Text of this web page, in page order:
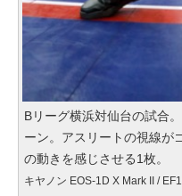
Bリーグ横浜対仙台の試合
ーン。アスリートの視線が
の動きを感じさせる1枚。
キヤノン EOS-1D X Mark II /